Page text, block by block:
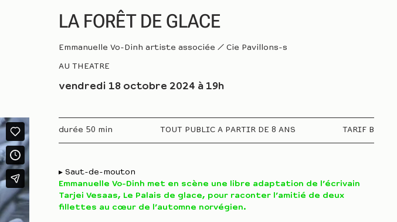
LA FORÊT DE GLACE
Emmanuelle Vo-Dinh artiste associée / Cie Pavillons-s
AU THEATRE
vendredi 18 octobre 2024 à 19h
durée 50 min TOUT PUBLIC A PARTIR DE 8 ANS TARIF B
Saut-de-mouton
Emmanuelle Vo-Dinh met en scène une libre adaptation de l’écrivain
Tarjei Vesaas, Le Palais de glace, pour raconter l’amitié de deux
fillettes au cœur de l’automne norvégien.